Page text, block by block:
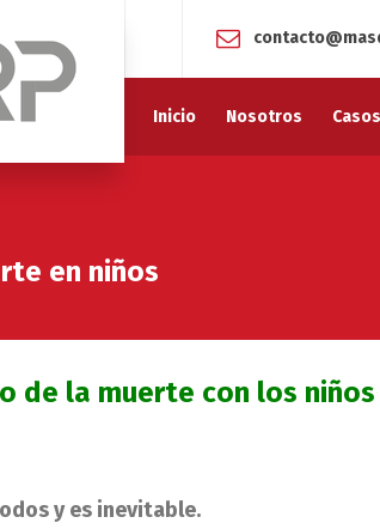
Inicio Nosotros
en niños
de la muerte con los niños
y es inevitable.